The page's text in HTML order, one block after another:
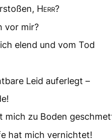
Herr?
vor mir?
elend und vom Tod
Leid auferlegt –
mich zu Boden
hat mich vernichtet!